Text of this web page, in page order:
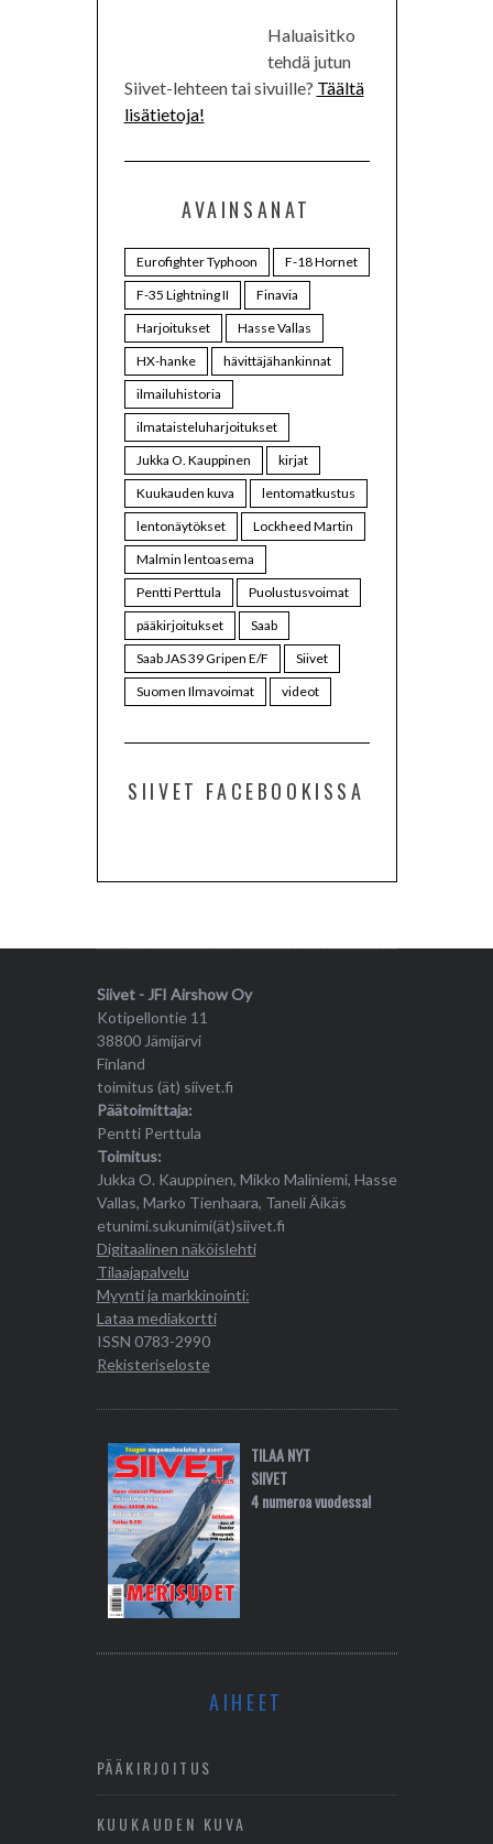
Haluaisitko
tehdä jutun
Siivet-lehteen tai sivuille? Täältä
lisätietoja!
AVAINSANAT
Eurofighter Typhoon
F-18 Hornet
F-35 Lightning II
Finavia
Harjoitukset
Hasse Vallas
HX-hanke
hävittäjähankinnat
ilmailuhistoria
ilmataisteluharjoitukset
Jukka O. Kauppinen
kirjat
Kuukauden kuva
lentomatkustus
lentonäytökset
Lockheed Martin
Malmin lentoasema
Pentti Perttula
Puolustusvoimat
pääkirjoitukset
Saab
Saab JAS 39 Gripen E/F
Siivet
Suomen Ilmavoimat
videot
SIIVET FACEBOOKISSA
Siivet - JFI Airshow Oy
Kotipellontie 11
38800 Jämijärvi
Finland
toimitus (ät) siivet.fi
Päätoimittaja:
Pentti Perttula
Toimitus:
Jukka O. Kauppinen, Mikko Maliniemi, Hasse
Vallas, Marko Tienhaara, Taneli Äikäs
etunimi.sukunimi(ät)siivet.fi
Digitaalinen näköislehti
Tilaajapalvelu
Myynti ja markkinointi:
Lataa mediakortti
ISSN 0783-2990
Rekisteriseloste
TILAA NYT
SIIVET
4 numeroa vuodessa!
AIHEET
PÄÄKIRJOITUS
KUUKAUDEN KUVA